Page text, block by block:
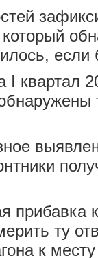
квартал
прибавка
ту
к